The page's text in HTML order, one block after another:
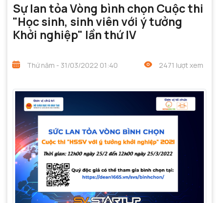
Sự lan tỏa Vòng bình chọn Cuộc thi
"Học sinh, sinh viên với ý tưởng
Khởi nghiệp" lần thứ IV
Thứ năm - 31/03/2022 01:40 2471 lượt xem